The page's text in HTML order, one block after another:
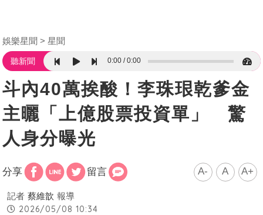
娛樂星聞 星聞
聽新聞 0:00 0:00
斗內40萬挨酸！李珠珢乾爹金
主曬「上億股票投資單」 驚
人身分曝光
分享 留言 A- A A+
記者 蔡維歆 報導
2026/05/08 10:34